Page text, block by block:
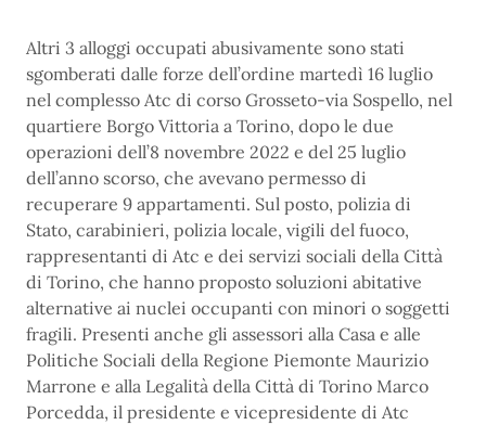
Altri 3 alloggi occupati abusivamente sono stati
sgomberati dalle forze dell’ordine martedì 16 luglio
nel complesso Atc di corso Grosseto-via Sospello, nel
quartiere Borgo Vittoria a Torino, dopo le due
operazioni dell’8 novembre 2022 e del 25 luglio
dell’anno scorso, che avevano permesso di
recuperare 9 appartamenti. Sul posto, polizia di
Stato, carabinieri, polizia locale, vigili del fuoco,
rappresentanti di Atc e dei servizi sociali della Città
di Torino, che hanno proposto soluzioni abitative
alternative ai nuclei occupanti con minori o soggetti
fragili. Presenti anche gli assessori alla Casa e alle
Politiche Sociali della Regione Piemonte Maurizio
Marrone e alla Legalità della Città di Torino Marco
Porcedda, il presidente e vicepresidente di Atc